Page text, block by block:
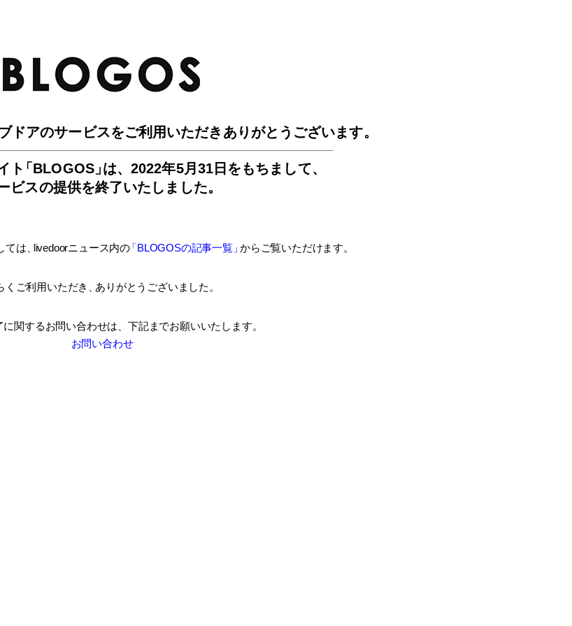
ドアのサービスをご利用いただきありがとうございます。
ト「BLOGOS」は、2022年5月31日をもちまして、
ビスの提供を終了いたしました。
ては livedoorニュース内の「BLOGOSの記事一覧」 からご覧いただけます。
くご利用いただき ありがとうございました。
関するお問い合わせは、 下記までお願いいたします。
お問い合わせ